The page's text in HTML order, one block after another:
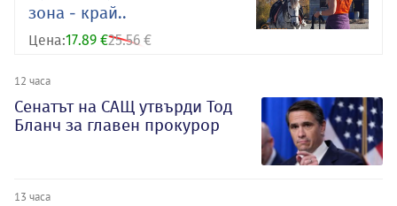
зона - край..
Цена:17.89 €25.56 €
12 часа
Сенатът на САЩ утвърди Тод
Бланч за главен прокурор
13 часа